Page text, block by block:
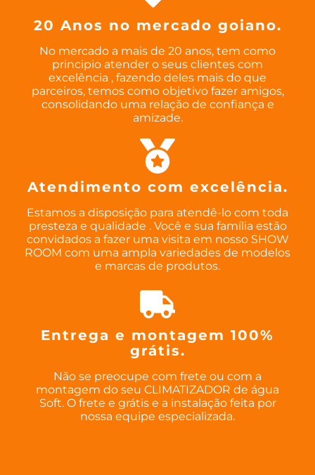
20 Anos no mercado goiano.
No mercado a mais de 20 anos, tem como
principio atender o seus clientes com
excelência , fazendo deles mais do que
parceiros, temos como objetivo fazer amigos,
consolidando uma relação de confiança e
amizade.
Atendimento com excelência.
Estamos a disposição para atendê-lo com toda
presteza e qualidade . Você e sua família estão
convidados a fazer uma visita em nosso SHOW
ROOM com uma ampla variedades de modelos
e marcas de produtos.
Entrega e montagem 100%
grátis.
Não se preocupe com frete ou com a
montagem do seu CLIMATIZADOR de água
Soft. O frete e grátis e a instalação feita por
nossa equipe especializada.